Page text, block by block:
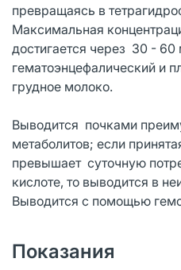
превращаясь в
Максимальная
достигается через 30 - 60
гематоэнцефалический и
грудное молоко.
Выводится почками
метаболитов; если
превышает суточную
кислоте, то выводится в
Выводится с помощью
Показания